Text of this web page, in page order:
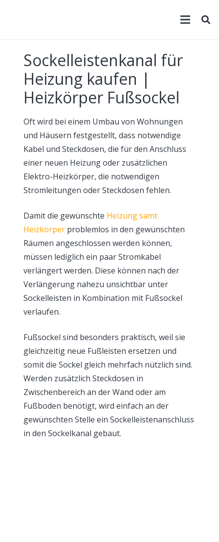
Sockelleistenkanal für
Heizung kaufen |
Heizkörper Fußsockel
Oft wird bei einem Umbau von Wohnungen
und Häusern festgestellt, dass notwendige
Kabel und Steckdosen, die für den Anschluss
einer neuen Heizung oder zusätzlichen
Elektro-Heizkörper, die notwendigen
Stromleitungen oder Steckdosen fehlen.
Damit die gewünschte Heizung samt
Heizkörper problemlos in den gewünschten
Räumen angeschlossen werden können,
müssen lediglich ein paar Stromkabel
verlängert werden. Diese können nach der
Verlängerung nahezu unsichtbar unter
Sockelleisten in Kombination mit Fußsockel
verlaufen.
Fußsockel sind besonders praktisch, weil sie
gleichzeitig neue Fußleisten ersetzen und
somit die Sockel gleich mehrfach nützlich sind.
Werden zusätzlich Steckdosen in
Zwischenbereich an der Wand oder am
Fußboden benötigt, wird einfach an der
gewünschten Stelle ein Sockelleistenanschluss
in den Sockelkanal gebaut.